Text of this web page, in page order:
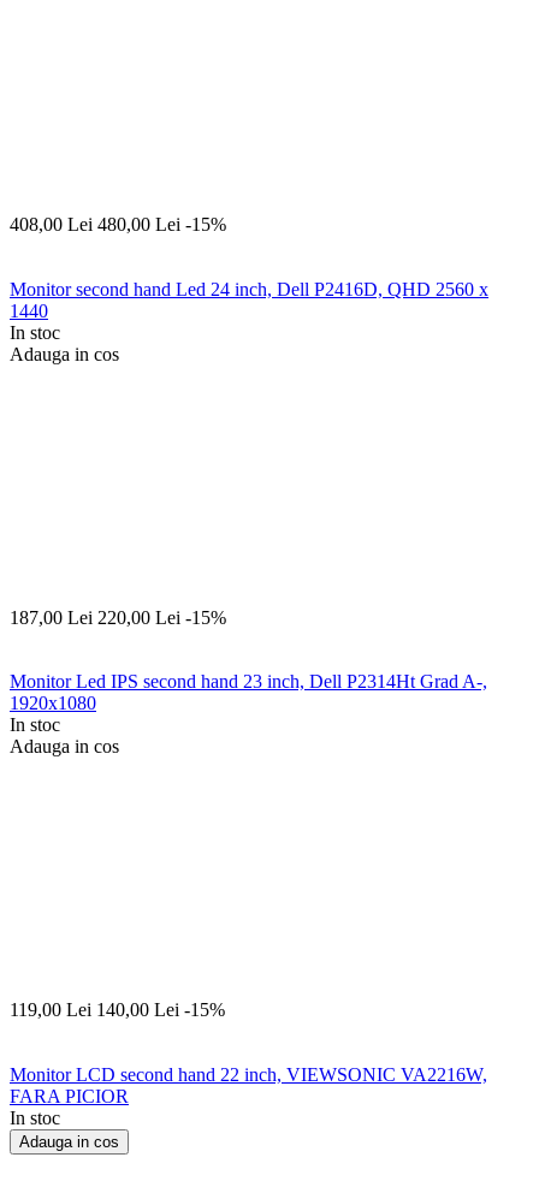
408,00 Lei 480,00 Lei -15%
Monitor second hand Led 24 inch, Dell P2416D, QHD 2560 x
1440
In stoc
Adauga in cos
187,00 Lei 220,00 Lei -15%
Monitor Led IPS second hand 23 inch, Dell P2314Ht Grad A-,
1920x1080
In stoc
Adauga in cos
119,00 Lei 140,00 Lei -15%
Monitor LCD second hand 22 inch, VIEWSONIC VA2216W,
FARA PICIOR
In stoc
Adauga in cos